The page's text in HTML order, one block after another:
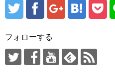
フォローする